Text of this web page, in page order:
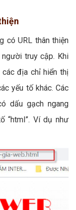
có URL thân thiện
truy cập. Khi
địa chỉ hiển thị
yếu tố khác. Các
dấu gạch ngang
“html”. Ví dụ như